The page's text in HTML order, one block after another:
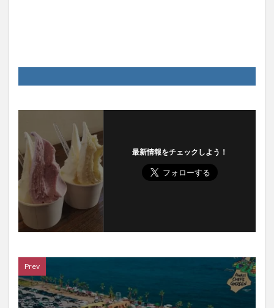
最新情報をチェックしよう！
Prev